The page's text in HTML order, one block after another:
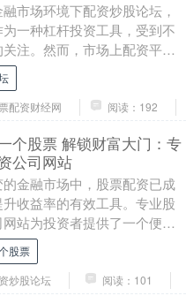
市场环境下配资炒股论坛，
为一种杠杆投资工具，受到不
注。然而，市场上配资平台
何通过**专业股票配资公司网
配资财经网
阅读：192
个股票 解锁财富大门：专
公司网站
金融市场中，股票配资已成
收益率的有效工具。专业股
站为投资者提供了一个便捷
们可以轻松获取资金杠杆，
。 ....
股票
炒股论坛
阅读：101